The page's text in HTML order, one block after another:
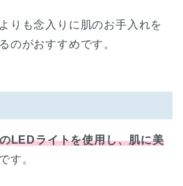
りも念入りに肌のお手入れを
のがおすすめです。
LEDライトを使用し、肌に美
です。